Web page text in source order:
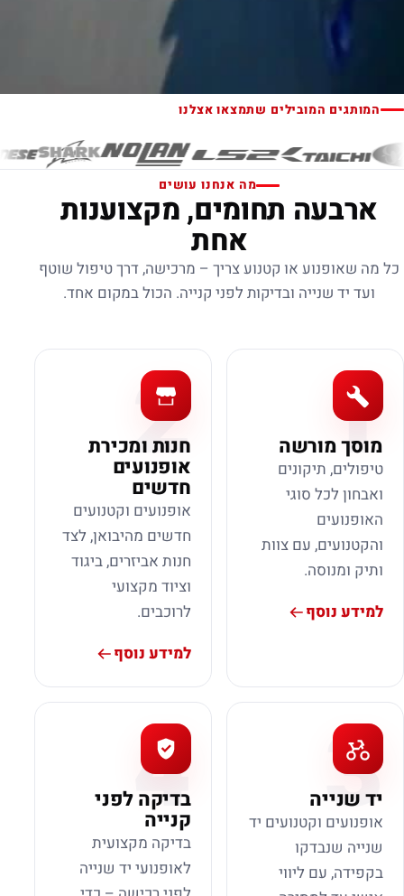
המותגים המובילים שתמצאו אצלנו
מה אנחנו עושים
ארבעה תחומים, מקצוענות
אחת
כל מה שאופנוע או קטנוע צריך – מרכישה, דרך טיפול שוטף
ועד יד שנייה ובדיקות לפני קנייה. הכול במקום אחד.
1
מוסך מורשה
טיפולים, תיקונים
ואבחון לכל סוגי
האופנועים
והקטנועים, עם צוות
ותיק ומנוסה.
למידע נוסף
2
חנות ומכירת
אופנועים
חדשים
אופנועים וקטנועים
חדשים מהיבואן, לצד
חנות אביזרים, ביגוד
וציוד מקצועי
לרוכבים.
למידע נוסף
3
יד שנייה
אופנועים וקטנועים יד
שנייה שנבדקו
בקפידה, עם ליווי
4
בדיקה לפני
קנייה
בדיקה מקצועית
לאופנועי יד שנייה